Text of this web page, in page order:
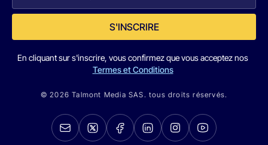
S'INSCRIRE
En cliquant sur s'inscrire, vous confirmez que vous acceptez nos
Termes et Conditions
© 2026 Talmont Media SAS. tous droits réservés.